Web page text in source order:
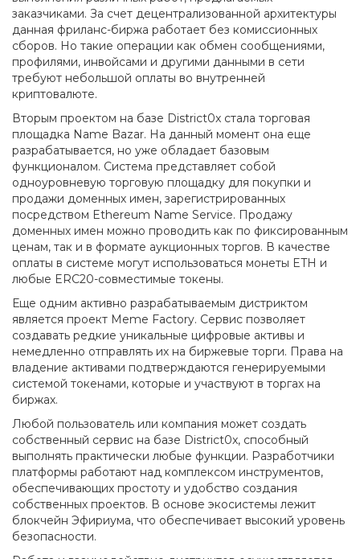
заказчиками. За счет децентрализованной архитектуры
данная фриланс-биржа работает без комиссионных
сборов. Но такие операции как обмен сообщениями,
профилями, инвойсами и другими данными в сети
требуют небольшой оплаты во внутренней
криптовалюте.
Вторым проектом на базе District0x стала торговая
площадка Name Bazar. На данный момент она еще
разрабатывается, но уже обладает базовым
функционалом. Система представляет собой
одноуровневую торговую площадку для покупки и
продажи доменных имен, зарегистрированных
посредством Ethereum Name Service. Продажу
доменных имен можно проводить как по фиксированным
ценам, так и в формате аукционных торгов. В качестве
оплаты в системе могут использоваться монеты ETH и
любые ERC20-совместимые токены.
Еще одним активно разрабатываемым дистриктом
является проект Meme Factory. Сервис позволяет
создавать редкие уникальные цифровые активы и
немедленно отправлять их на биржевые торги. Права на
владение активами подтверждаются генерируемыми
системой токенами, которые и участвуют в торгах на
биржах.
Любой пользователь или компания может создать
собственный сервис на базе District0x, способный
выполнять практически любые функции. Разработчики
платформы работают над комплексом инструментов,
обеспечивающих простоту и удобство создания
собственных проектов. В основе экосистемы лежит
блокчейн Эфириума, что обеспечивает высокий уровень
безопасности.